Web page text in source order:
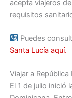
acepta viajeros
requisitos
Puedes
Santa Lucía aquí.
Viajar a República
El 1 de julio inició